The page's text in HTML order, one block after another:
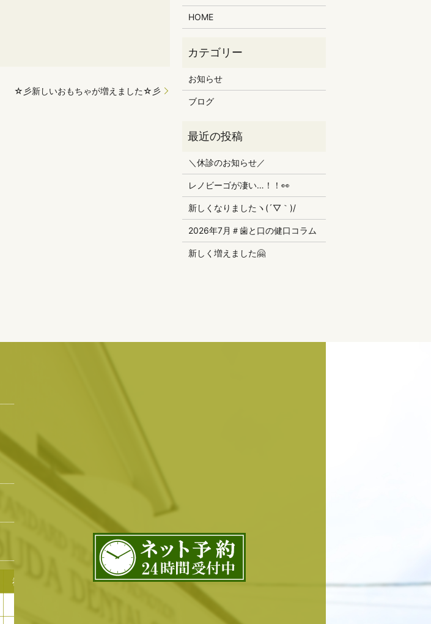
☆彡新しいおもちゃが増えました☆彡
HOME
お知らせ
ブログ
＼休診のお知らせ／
レノビーゴが凄い…！！👀
新しくなりましたヽ(´▽｀)/
2026年7月＃歯と口の健口コラム
新しく増えました🤗
祝